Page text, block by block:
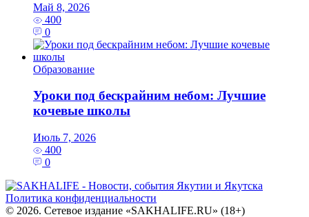
Май 8, 2026
400
0
Образование
Уроки под бескрайним небом: Лучшие
кочевые школы
Июль 7, 2026
400
0
Политика конфиденциальности
© 2026. Сетевое издание «SAKHALIFE.RU» (18+)